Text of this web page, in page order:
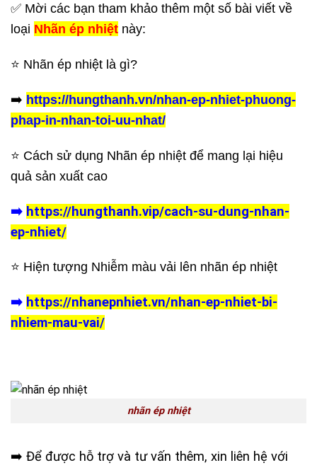
✅ Mời các bạn tham khảo thêm một số bài viết về
loại Nhãn ép nhiệt này:
⭐️ Nhãn ép nhiệt là gì?
➡️ https://hungthanh.vn/nhan-ep-nhiet-phuong-
phap-in-nhan-toi-uu-nhat/
⭐️ Cách sử dụng Nhãn ép nhiệt để mang lại hiệu
quả sản xuất cao
➡️ https://hungthanh.vip/cach-su-dung-nhan-
ep-nhiet/
⭐️ Hiện tượng Nhiễm màu vải lên nhãn ép nhiệt
➡️ https://nhanepnhiet.vn/nhan-ep-nhiet-bi-
nhiem-mau-vai/
nhãn ép nhiệt
➡️ Để được hỗ trợ và tư vấn thêm, xin liên hệ với